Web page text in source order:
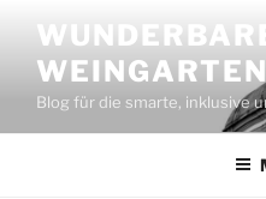
Inhalt
springen
Blog für die smarte, inklusive